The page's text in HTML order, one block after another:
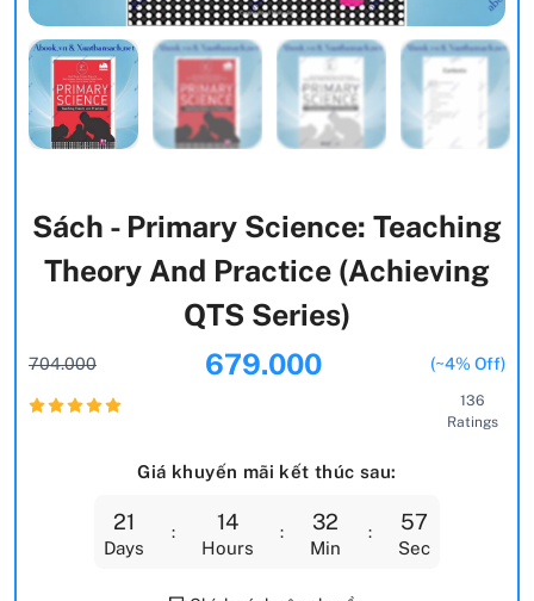
Sách - Primary Science: Teaching
Theory And Practice (Achieving
QTS Series)
704.000 679.000 (~4% Off)
136
Ratings
Giá khuyến mãi kết thúc sau:
21
Days
14
Hours
32
Min
56
Sec